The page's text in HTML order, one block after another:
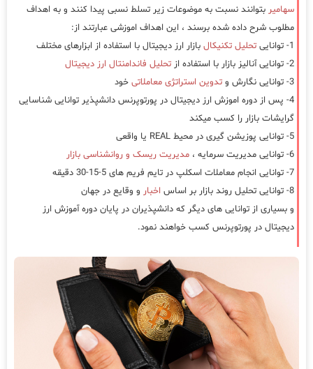
سهامیر بتوانند نسبت به موضوعات زیر تسلط نسبی پیدا کنند و به اهداف
مطلوب شرح داده شده برسند ، این اهداف اموزشی عبارتند از:
1- توانایی
تحلیل تکنیکال بازار ارز دیجیتال با استفاده از ابزارهای مختلف
2- توانایی آنالیز بازار با استفاده از
تحلیل فاندامنتال ارز دیجیتال
3- توانایی نگارش و
تدوین استراتژی معاملاتی خود
4- پس از دوره اموزش ارز دیجیتال در پورتوپرنس دانشپذیر توانایی شناسایی
گرایشات بازار را کسب میکند
5- توانایی پوزیشن گیری در محیط REAL یا واقعی
6- توانایی مدیریت سرمایه ،
مدیریت ریسک و روانشناسی بازار
7- توانایی انجام معاملات اسکلپ در تایم فریم های 5-15-30 دقیقه
8- توانایی تحلیل روند بازار بر اساس
اخبار و وقایع در جهان
و بسیاری از توانایی های دیگر که دانشپذیران در پایان دوره آموزش ارز
دیجیتال در پورتوپرنس کسب خواهند نمود.